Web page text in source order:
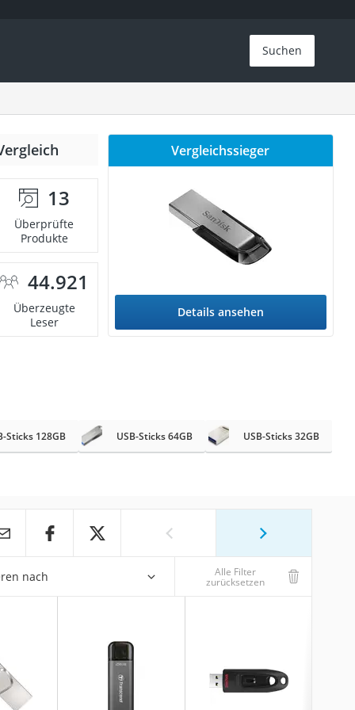
Suchen
13
Überprüfte
Produkte
44.921
Überzeugte
Leser
Vergleichssieger
Details ansehen
Sticks 128GB USB-Sticks 64GB USB-Sticks 32GB
nach Alle Filter
zurücksetzen